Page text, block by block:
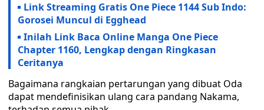
Link Streaming Gratis One Piece 1144 Sub Indo:
Gorosei Muncul di Egghead
Inilah Link Baca Online Manga One Piece
Chapter 1160, Lengkap dengan Ringkasan
Ceritanya
Bagaimana rangkaian pertarungan yang dibuat Oda
dapat mendefinisikan ulang cara pandang Nakama,